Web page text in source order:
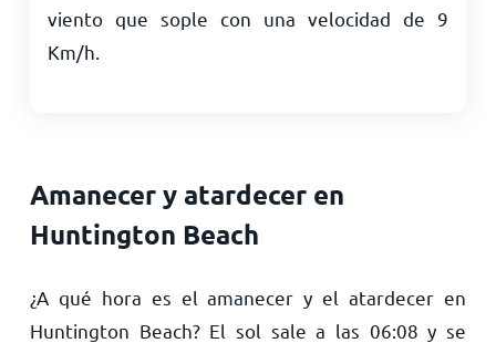
viento que sople con una velocidad de 9
Km/h
Amanecer y atardecer en
Huntington Beach
¿A qué hora es el amanecer y el atardecer en
Huntington Beach? El sol sale a las 06:08 y se